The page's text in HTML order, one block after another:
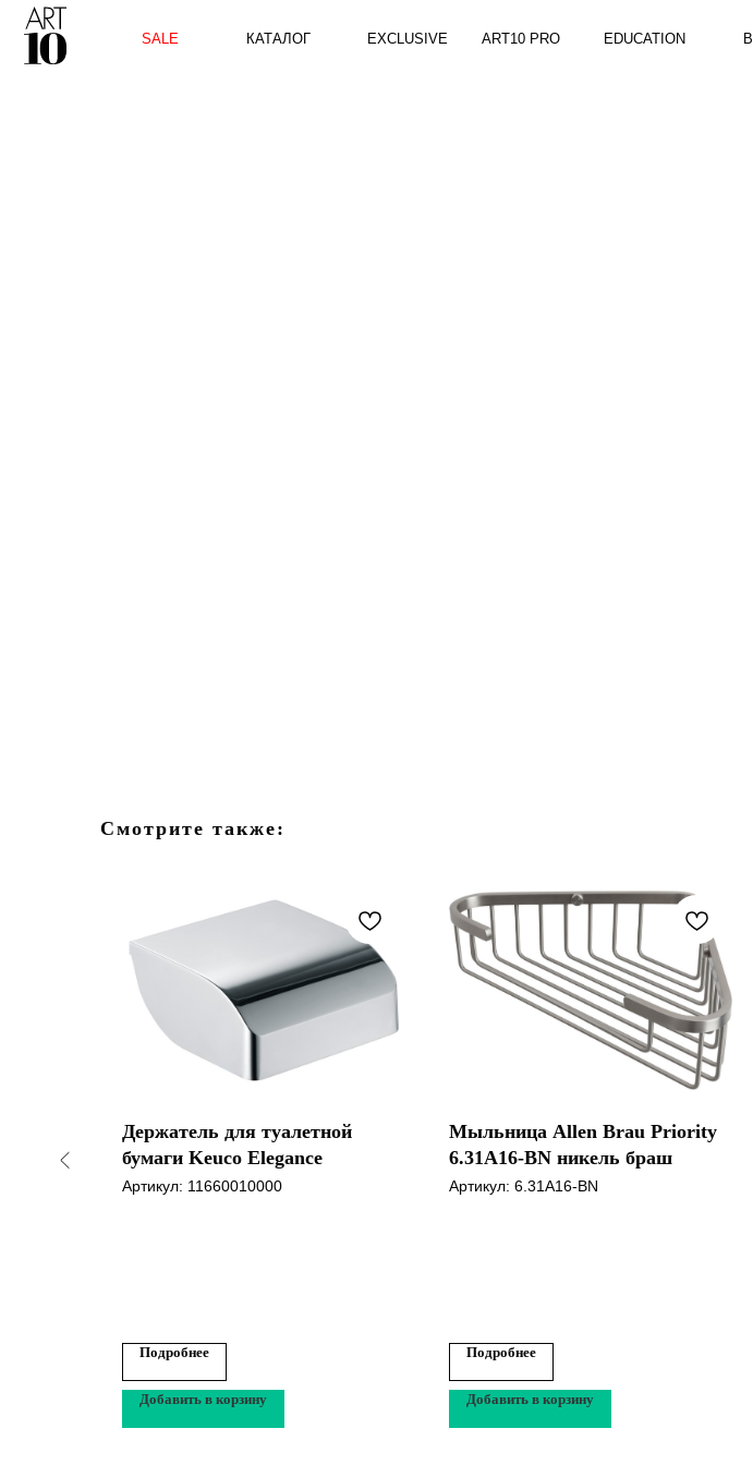
SALE EXCLUSIVE ART10 PRO EDUCATION
КАТАЛОГ BLOG
Смотрите также:
Держатель для туалетной
бумаги Keuco Elegance
Артикул: 11660010000
Подробнее
Добавить в корзину
Мыльница Allen Brau Priority
6.31A16-BN никель браш
Артикул: 6.31A16-BN
Подробнее
Добавить в корзину